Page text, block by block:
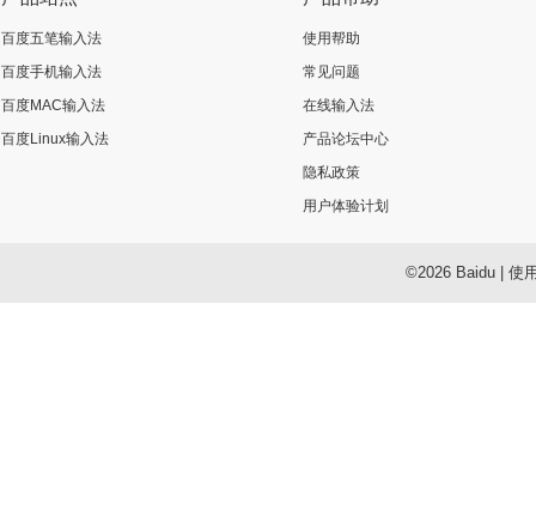
百度五笔输入法
百度手机输入法
百度MAC输入法
百度Linux输入法
使用帮助
常见问题
在线输入法
产品论坛中心
隐私政策
用户体验计划
©2026 Baidu| 使